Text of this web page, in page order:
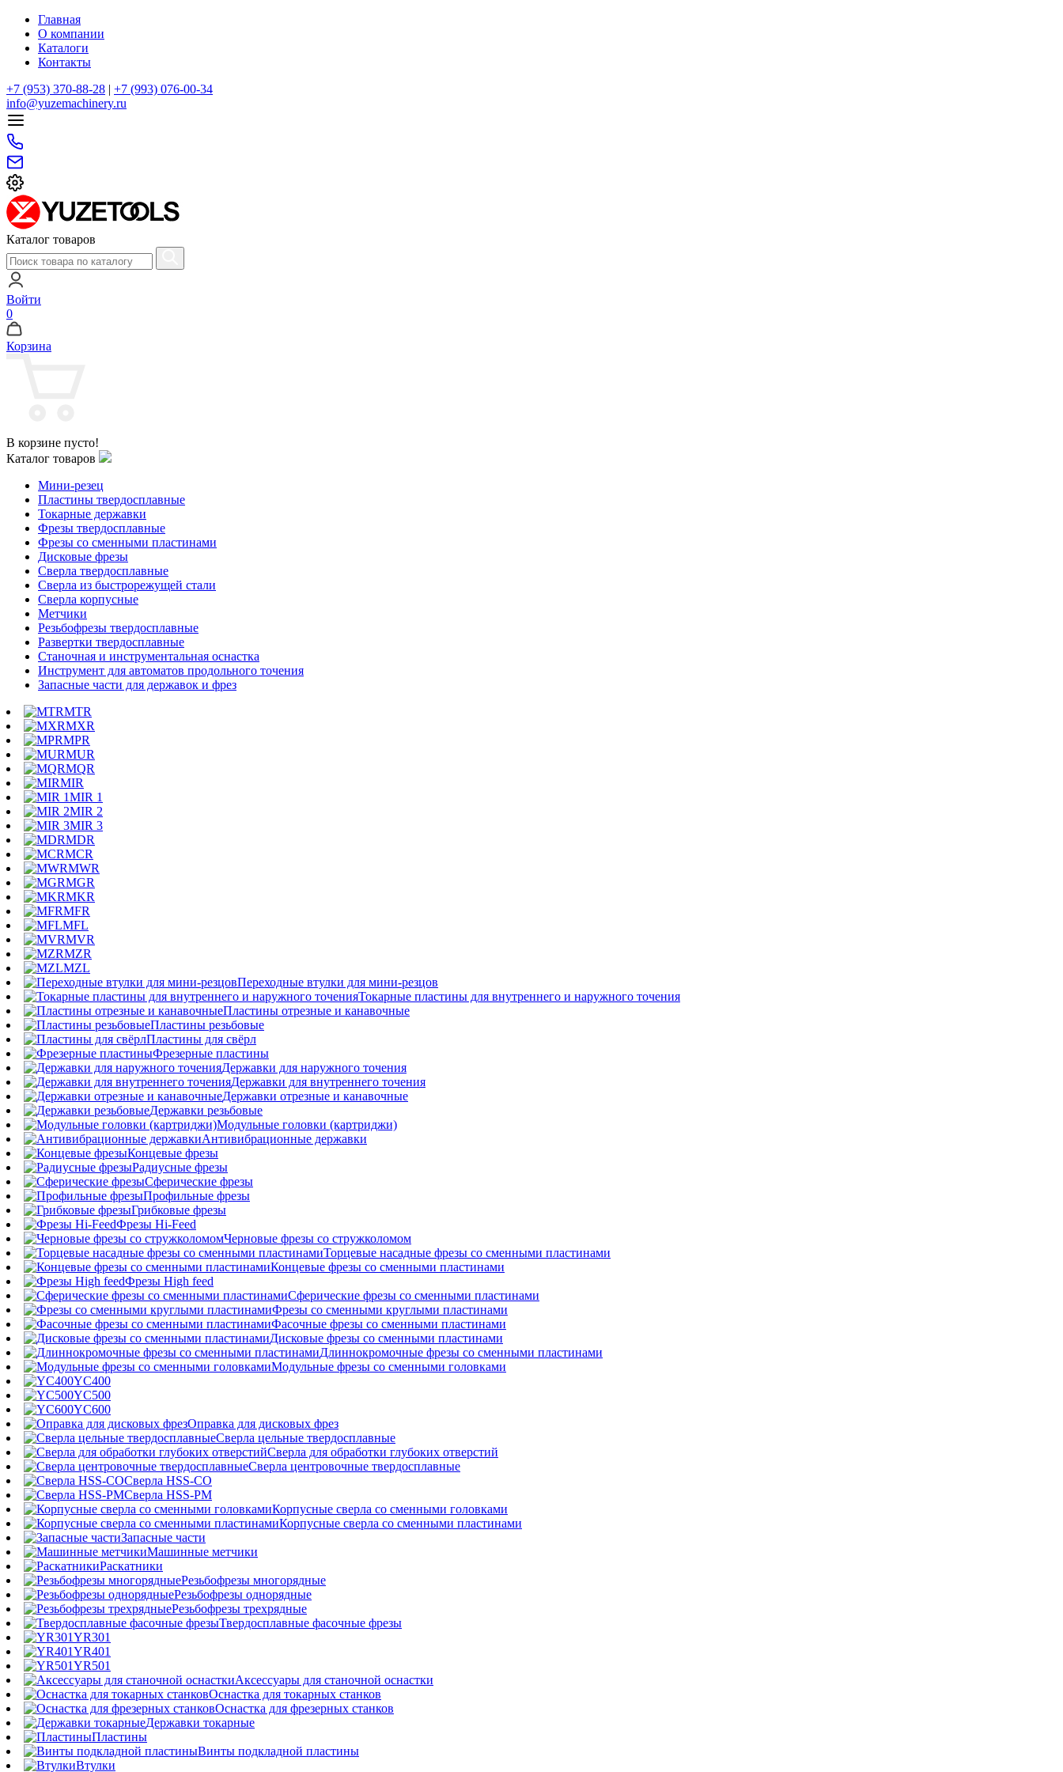
Главная
О компании
Каталоги
Контакты
+7 (953) 370-88-28 | +7 (993) 076-00-34
info@yuzemachinery.ru
Каталог товаров
Войти
0
Корзина
В корзине пусто!
Каталог товаров
Мини-резец
Пластины твердосплавные
Токарные державки
Фрезы твердосплавные
Фрезы со сменными пластинами
Дисковые фрезы
Сверла твердосплавные
Сверла из быстрорежущей стали
Сверла корпусные
Метчики
Резьбофрезы твердосплавные
Развертки твердосплавные
Станочная и инструментальная оснастка
Инструмент для автоматов продольного точения
Запасные части для державок и фрез
MTR
MXR
MPR
MUR
MQR
MIR
MIR 1
MIR 2
MIR 3
MDR
MCR
MWR
MGR
MKR
MFR
MFL
MVR
MZR
MZL
Переходные втулки для мини-резцов
Токарные пластины для внутреннего и наружного точения
Пластины отрезные и канавочные
Пластины резьбовые
Пластины для свёрл
Фрезерные пластины
Державки для наружного точения
Державки для внутреннего точения
Державки отрезные и канавочные
Державки резьбовые
Модульные головки (картриджи)
Антивибрационные державки
Концевые фрезы
Радиусные фрезы
Сферические фрезы
Профильные фрезы
Грибковые фрезы
Фрезы Hi-Feed
Черновые фрезы со стружколомом
Торцевые насадные фрезы со сменными пластинами
Концевые фрезы со сменными пластинами
Фрезы High feed
Сферические фрезы со сменными пластинами
Фрезы со сменными круглыми пластинами
Фасочные фрезы со сменными пластинами
Дисковые фрезы со сменными пластинами
Длиннокромочные фрезы со сменными пластинами
Модульные фрезы со сменными головками
YC400
YC500
YC600
Оправка для дисковых фрез
Сверла цельные твердосплавные
Сверла для обработки глубоких отверстий
Сверла центровочные твердосплавные
Сверла HSS-CO
Сверла HSS-PM
Корпусные сверла со сменными головками
Корпусные сверла со сменными пластинами
Запасные части
Машинные метчики
Раскатники
Резьбофрезы многорядные
Резьбофрезы однорядные
Резьбофрезы трехрядные
Твердосплавные фасочные фрезы
YR301
YR401
YR501
Аксессуары для станочной оснастки
Оснастка для токарных станков
Оснастка для фрезерных станков
Державки токарные
Пластины
Винты подкладной пластины
Втулки